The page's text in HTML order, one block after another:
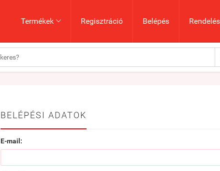
Termékek  Regisztráció Belépés
BELÉPÉSI ADATOK
E-mail: